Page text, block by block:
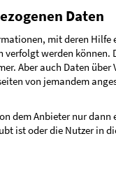
Daten
mit deren
verfolgt werden können.
Aber auch Daten über
von jemandem
dem Anbieter nur
ist oder die Nutzer in